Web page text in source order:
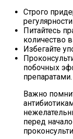
Строго
Питайтесь
количество
Избегайте
побочных
препаратами.
Важно
перед